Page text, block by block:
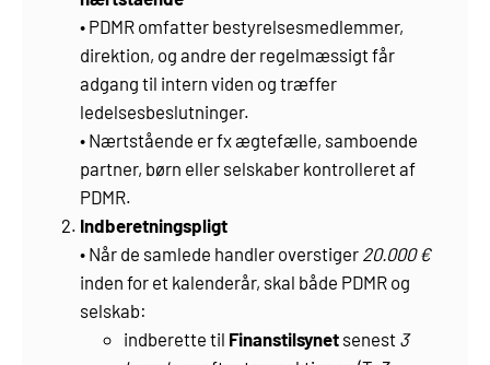
• PDMR omfatter bestyrelsesmedlemmer,
direktion, og andre der regelmæssigt får
adgang til intern viden og træffer
ledelsesbeslutninger.
• Nærtstående er fx ægtefælle, samboende
partner, børn eller selskaber kontrolleret af
PDMR.
Indberetningspligt
• Når de samlede handler overstiger 20.000 €
inden for et kalenderår, skal både PDMR og
selskab:
indberette til Finanstilsynet senest 3